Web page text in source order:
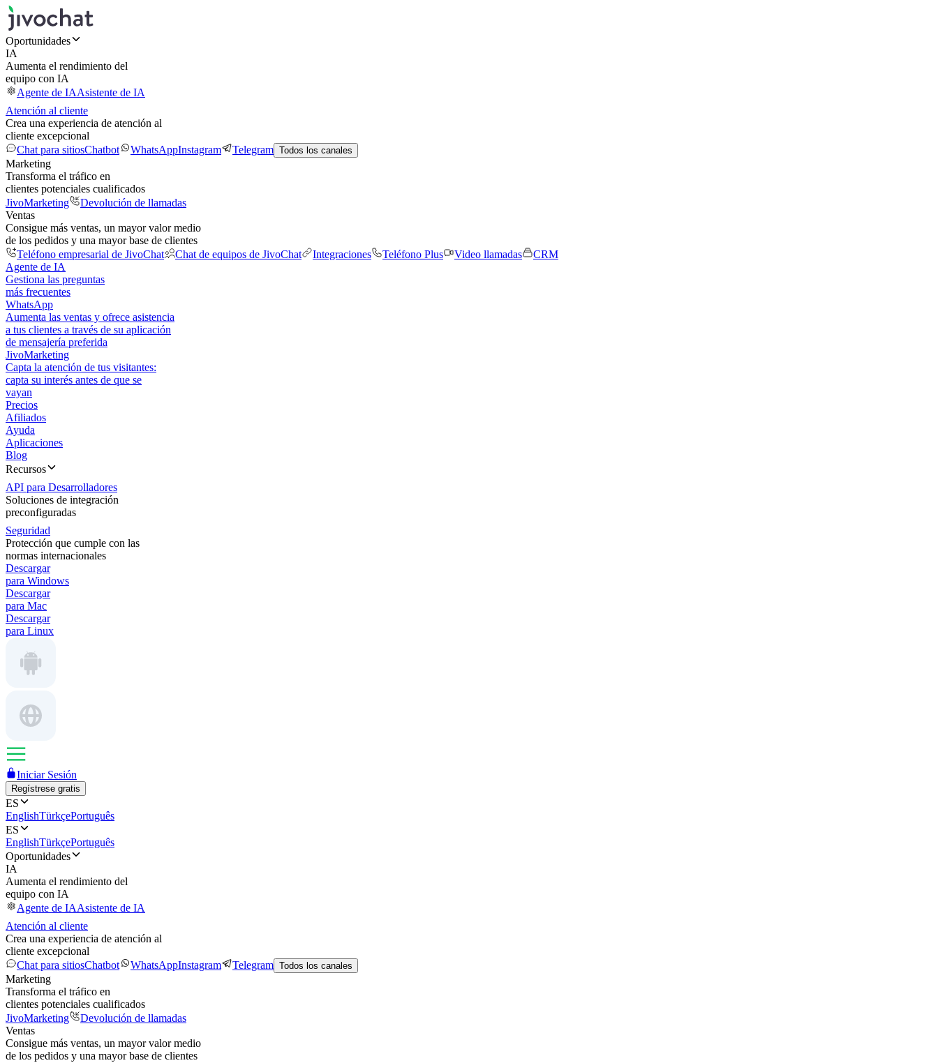
Oportunidades
IA
Aumenta el rendimiento del
equipo con IA
Agente de IAAsistente de IA
Atención al cliente
Crea una experiencia de atención al
cliente excepcional
Chat para sitiosChatbot WhatsAppInstagram Telegram Todos los canales
Marketing
Transforma el tráfico en
clientes potenciales cualificados
JivoMarketing
Devolución de llamadas
Ventas
Consigue más ventas, un mayor valor medio
de los pedidos y una mayor base de clientes
Teléfono empresarial de JivoChat
Chat de equipos de JivoChat Integraciones Teléfono Plus Video llamadas
CRM
Agente de IA
Gestiona las preguntas
más frecuentes
WhatsApp
Aumenta las ventas y ofrece asistencia
a tus clientes a través de su aplicación
de mensajería preferida
JivoMarketing
Capta la atención de tus visitantes:
capta su interés antes de que se
vayan
Precios
Afiliados
Ayuda
Aplicaciones
Blog
Recursos
API para Desarrolladores
Soluciones de integración
preconfiguradas
Seguridad
Protección que cumple con las
normas internacionales
Descargar
para Windows
Descargar
para Mac
Descargar
para Linux
Iniciar Sesión
Regístrese gratis
ES
EnglishTürkçePortuguês
ES
EnglishTürkçePortuguês
Oportunidades
IA
Aumenta el rendimiento del
equipo con IA
Agente de IAAsistente de IA
Atención al cliente
Crea una experiencia de atención al
cliente excepcional
Chat para sitiosChatbot WhatsAppInstagram Telegram Todos los canales
Marketing
Transforma el tráfico en
clientes potenciales cualificados
JivoMarketing
Devolución de llamadas
Ventas
Consigue más ventas, un mayor valor medio
de los pedidos y una mayor base de clientes